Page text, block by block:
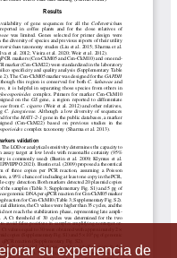
su experiencia de